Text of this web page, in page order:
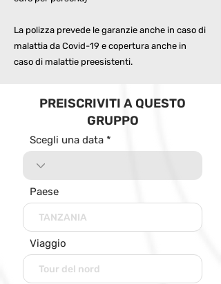
PREISCRIVITI A QUESTO
GRUPPO
Scegli una data
Paese
Viaggio
La polizza prevede le garanzie anche in caso di
malattia da Covid-19 e copertura anche in
caso di malattie preesistenti.